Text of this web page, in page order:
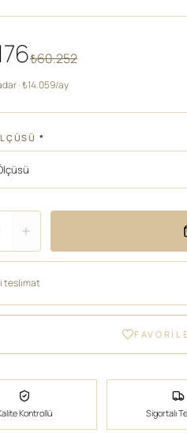
₺60.252
· ₺14.059/ay
*
teslimat
Kontrollü Sigortalı